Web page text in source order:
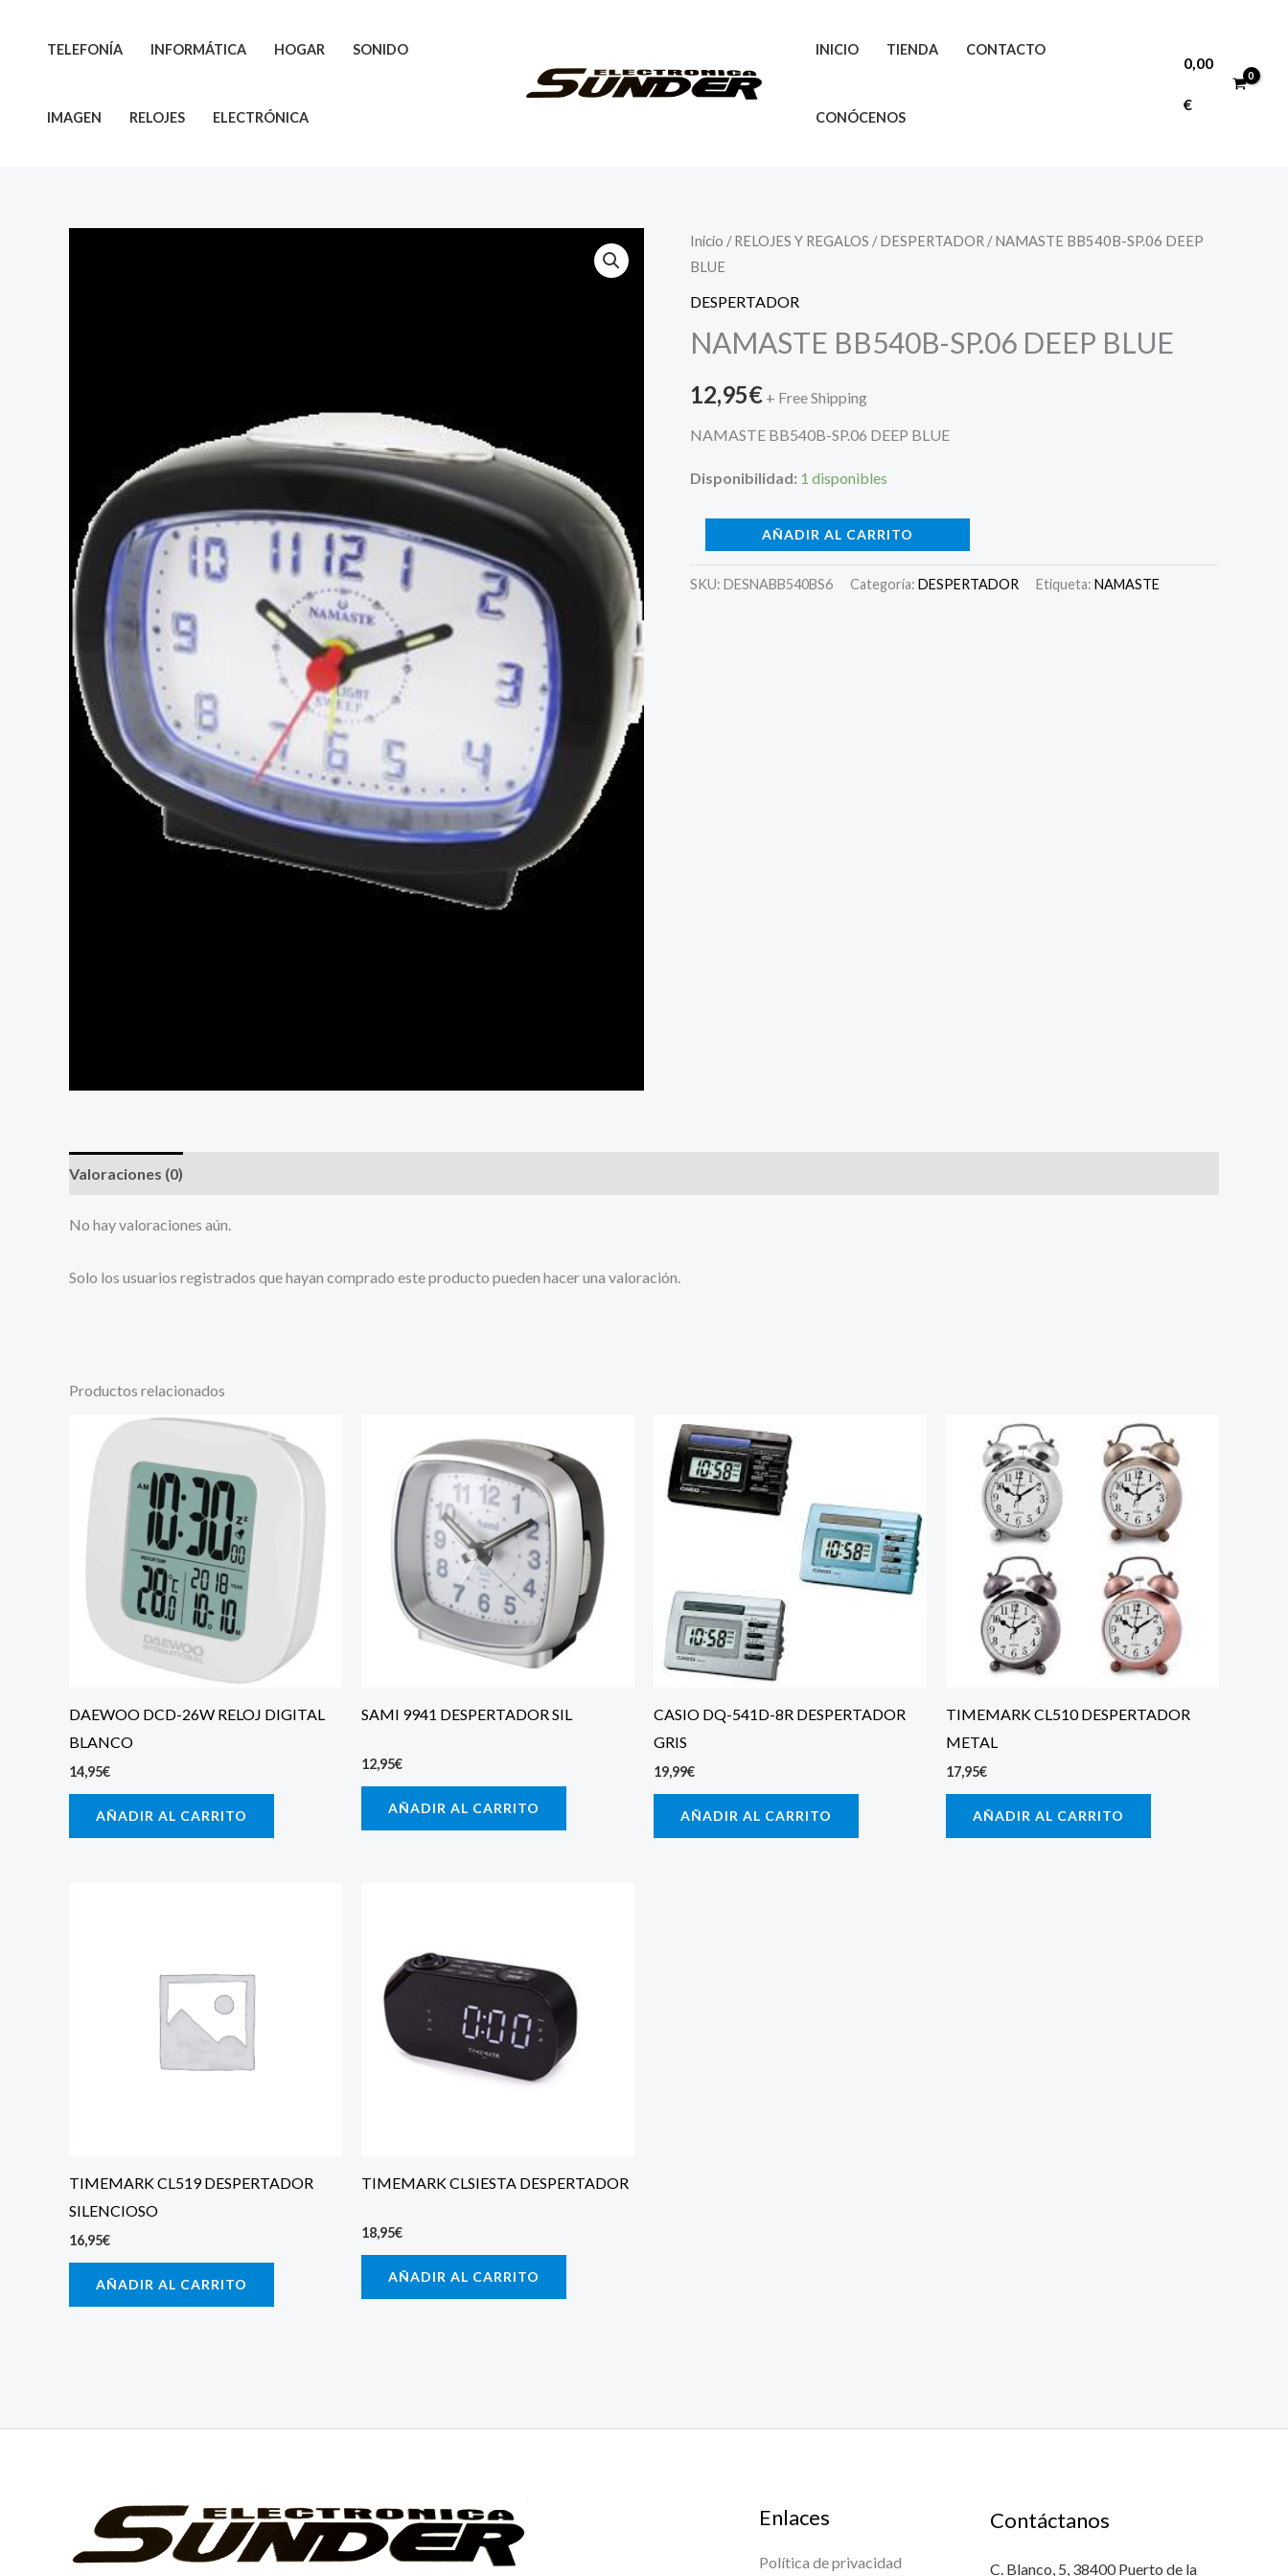
TELEFONÍA INFORMÁTICA HOGAR SONIDO
IMAGEN RELOJES ELECTRÓNICA
INICIO TIENDA CONTACTO
CONÓCENOS
0,00
€
Inicio /RELOJES Y REGALOS /DESPERTADOR / NAMASTE BB540B-SP.06 DEEP
BLUE
DESPERTADOR
NAMASTE BB540B-SP.06 DEEP BLUE
12,95€ + Free Shipping
NAMASTE BB540B-SP.06 DEEP BLUE
Disponibilidad: 1 disponibles
NAMASTE
BB540B-
SP.06
BLUE
AÑADIR AL CARRITO
SKU: DESNABB540BS6 Categoría: DESPERTADOR Etiqueta: NAMASTE
Valoraciones (0)
No hay valoraciones aún.
Solo los usuarios registrados que hayan comprado este producto pueden hacer una valoración.
Productos relacionados
DAEWOO DCD-26W RELOJ DIGITAL
BLANCO
14,95€
AÑADIR AL CARRITO
SAMI 9941 DESPERTADOR SIL
12,95€
AÑADIR AL CARRITO
CASIO DQ-541D-8R DESPERTADOR
GRIS
19,99€
AÑADIR AL CARRITO
TIMEMARK CL510 DESPERTADOR
METAL
17,95€
AÑADIR AL CARRITO
TIMEMARK CL519 DESPERTADOR
SILENCIOSO
16,95€
AÑADIR AL CARRITO
TIMEMARK CLSIESTA DESPERTADOR
18,95€
AÑADIR AL CARRITO
Enlaces
Política de privacidad
Contáctanos
C. Blanco, 5, 38400 Puerto de la